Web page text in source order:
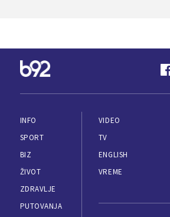
INFO
SPORT
BIZ
ŽIVOT
ZDRAVLJE
PUTOVANJA
VIDEO
TV
ENGLISH
VREME